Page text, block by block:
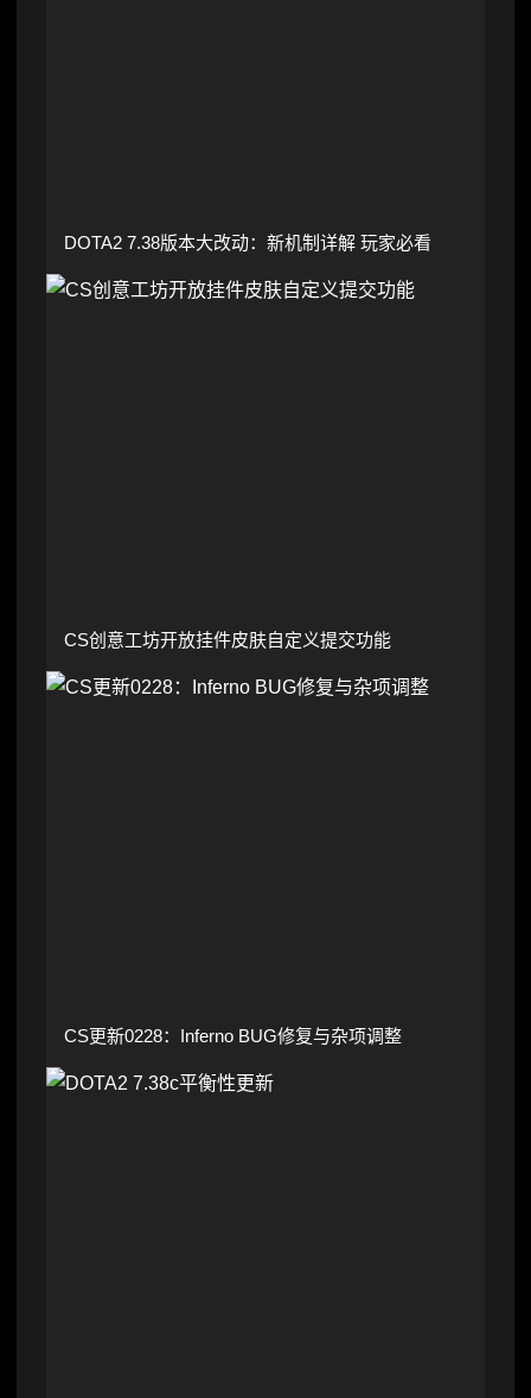
DOTA2 7.38版本大改动：新机制详解 玩家必看
CS创意工坊开放挂件皮肤自定义提交功能
CS更新0228：Inferno BUG修复与杂项调整